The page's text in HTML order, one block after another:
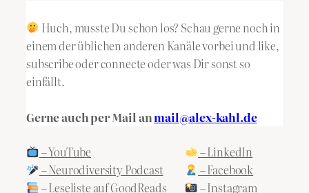
Huch, musste Du schon los? Schau gerne noch in
einem der üblichen anderen Kanäle vorbei und like,
subscribe oder connecte oder was Dir sonst so
einfällt.
Gerne auch per Mail anmail@alex-kahl.de
– YouTube
– Neurodiversity Podcast
– Leseliste auf GoodReads
– LinkedIn
– Facebook
– Instagram